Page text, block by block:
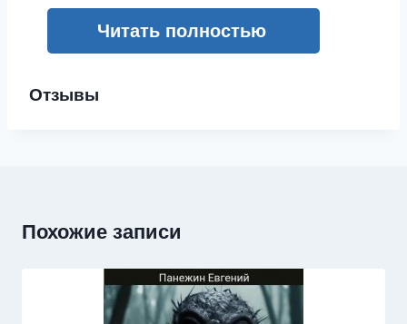
Читать полностью
Отзывы
Похожие записи